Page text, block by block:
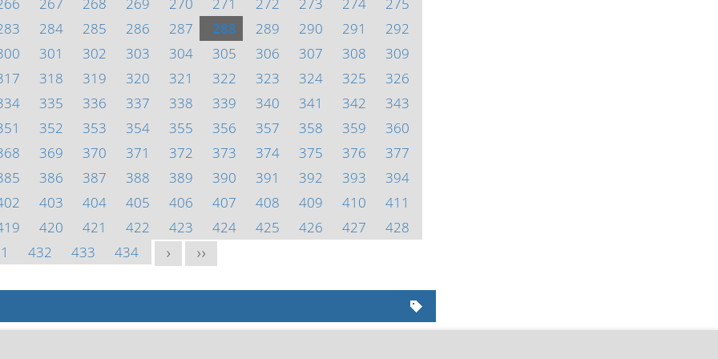
284 285 286 287 288 289 290 291
292
301 302 303 304 305 306 307 308
309
318 319 320 321 322 323 324 325
326
335 336 337 338 339 340 341 342
343
352 353 354 355 356 357 358 359
360
369 370 371 372 373 374 375 376
377
386 387 388 389 390 391 392 393
394
403 404 405 406 407 408 409 410
411
420 421 422 423 424 425 426 427
428
432 433 434 > >>